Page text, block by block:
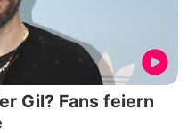
Gil? Fans feiern